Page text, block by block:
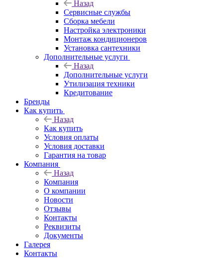
Назад
Сервисные службы
Сборка мебели
Настройка электроники
Монтаж кондиционеров
Установка сантехники
Дополнительные услуги
Назад
Дополнительные услуги
Утилизация техники
Кредитование
Бренды
Как купить
Назад
Как купить
Условия оплаты
Условия доставки
Гарантия на товар
Компания
Назад
Компания
О компании
Новости
Отзывы
Контакты
Реквизиты
Документы
Галерея
Контакты